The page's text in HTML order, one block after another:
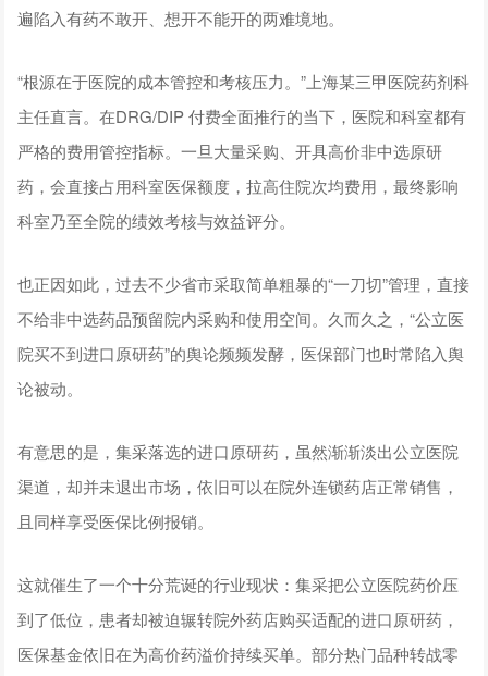
遍陷入有药不敢开、想开不能开的两难境地。
“根源在于医院的成本管控和考核压力。”上海某三甲医院药剂科
主任直言。在DRG/DIP 付费全面推行的当下，医院和科室都有
严格的费用管控指标。一旦大量采购、开具高价非中选原研
药，会直接占用科室医保额度，拉高住院次均费用，最终影响
科室乃至全院的绩效考核与效益评分。
也正因如此，过去不少省市采取简单粗暴的“一刀切”管理，直接
不给非中选药品预留院内采购和使用空间。久而久之，“公立医
院买不到进口原研药”的舆论频频发酵，医保部门也时常陷入舆
论被动。
有意思的是，集采落选的进口原研药，虽然渐渐淡出公立医院
渠道，却并未退出市场，依旧可以在院外连锁药店正常销售，
且同样享受医保比例报销。
这就催生了一个十分荒诞的行业现状：集采把公立医院药价压
到了低位，患者却被迫辗转院外药店购买适配的进口原研药，
医保基金依旧在为高价药溢价持续买单。部分热门品种转战零